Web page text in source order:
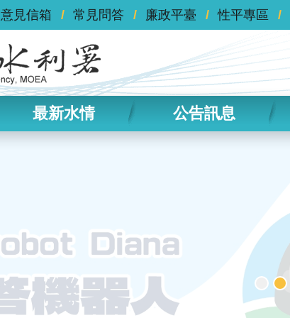
意見信箱 常見問答 廉政平臺 性平專區
最新水情 公告訊息